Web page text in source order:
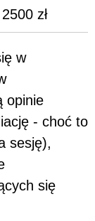
zł
w
opinie
- choć to
sesję),
się